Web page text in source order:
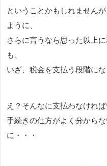
ということかもしれません
ように、
さらに言うなら思った以上
も、
いざ、税金を支払う段階にな
え？そんなに支払わなけれ
手続きの仕方がよく分から
に・・・